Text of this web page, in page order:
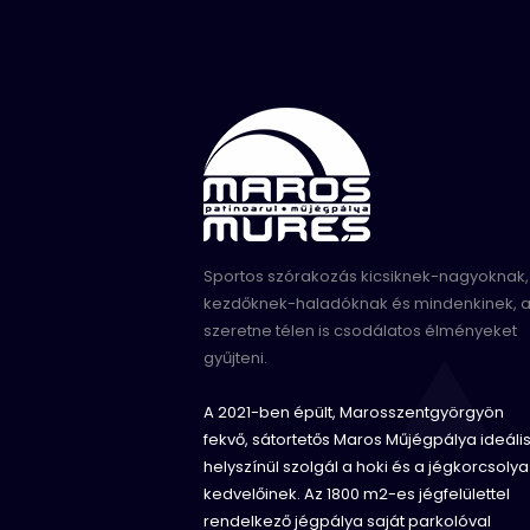
Sportos szórakozás kicsiknek-nagyoknak,
kezdőknek-haladóknak és mindenkinek,
szeretne télen is csodálatos élményeket
gyűjteni.
A 2021-ben épült, Marosszentgyörgyön
fekvő, sátortetős Maros Műjégpálya ideális
helyszínül szolgál a hoki és a jégkorcsolya
kedvelőinek. Az 1800 m2-es jégfelülettel
rendelkező jégpálya saját parkolóval